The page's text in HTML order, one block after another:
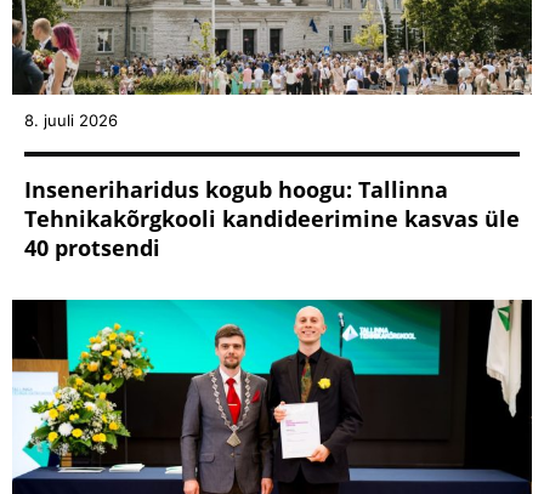
8. juuli 2026
Inseneriharidus kogub hoogu: Tallinna
Tehnikakõrgkooli kandideerimine kasvas üle
40 protsendi